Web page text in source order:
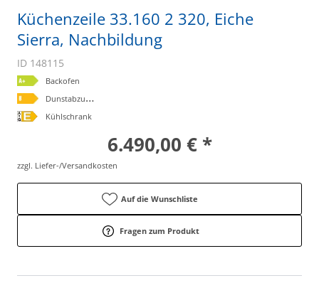
Küchenzeile 33.160 2 320, Eiche
Sierra, Nachbildung
ID 148115
Backofen
D
unstabzugshaube
Kühlschrank
6.490,00 € *
zzgl. Liefer-/Versandkosten
Auf die Wunschliste
Fragen zum Produkt